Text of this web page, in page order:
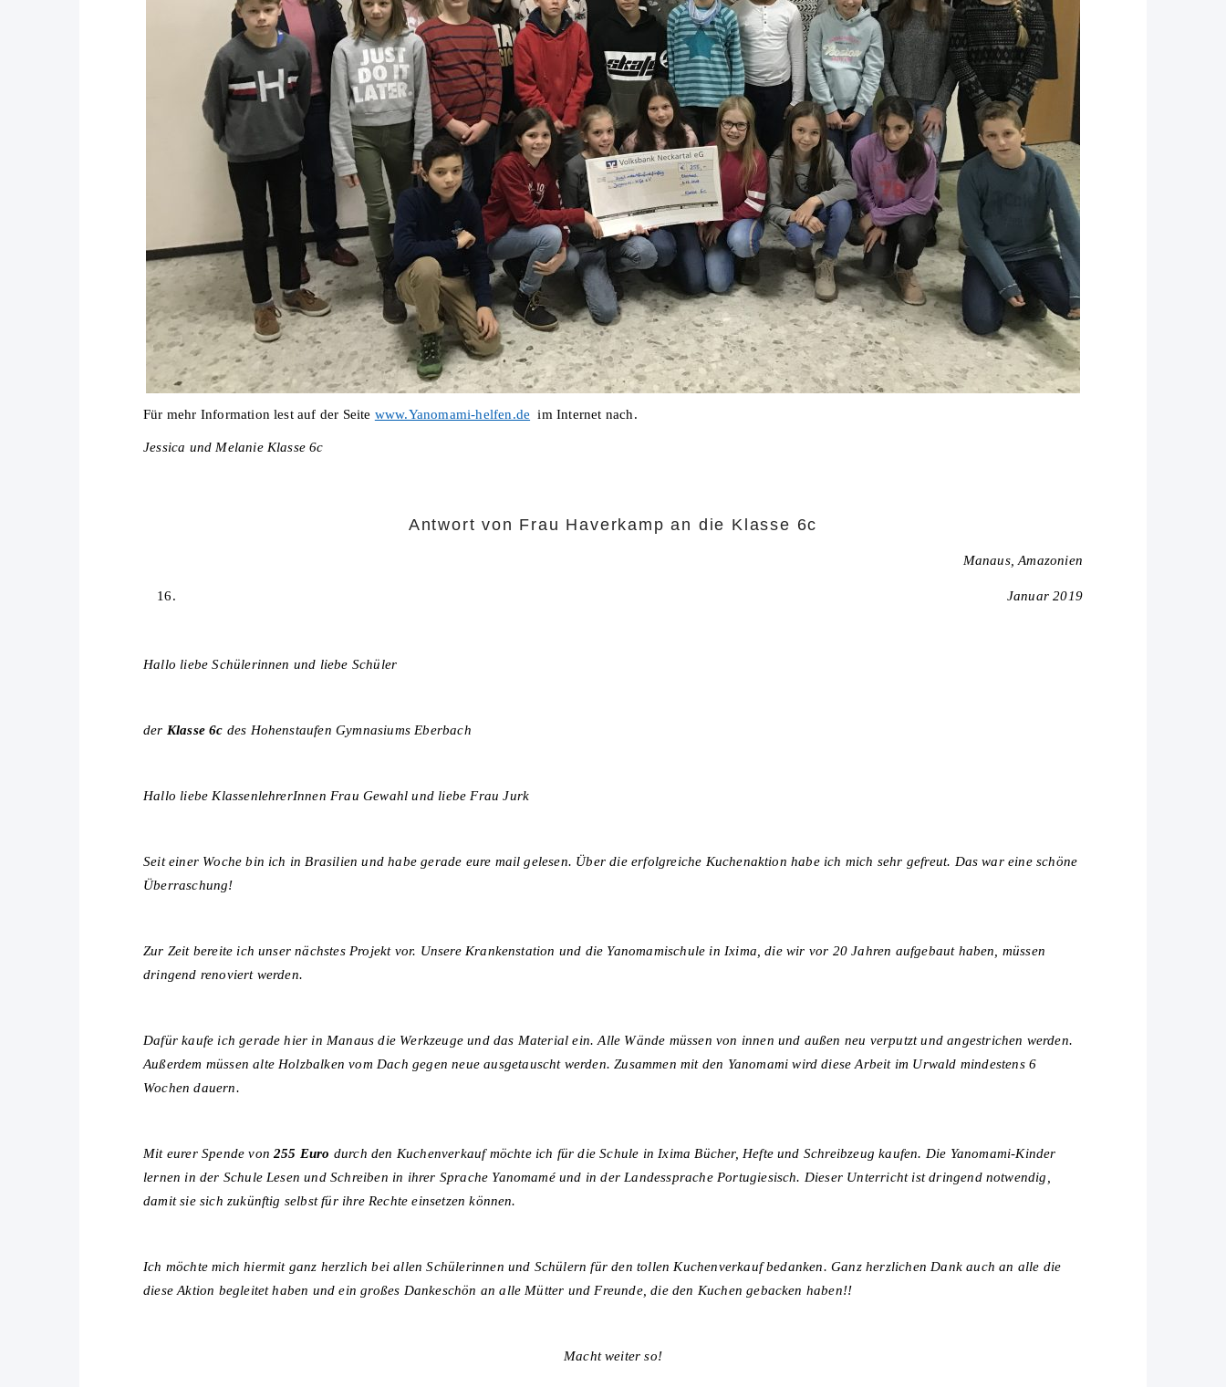
Für mehr Information lest auf der Seite www.Yanomami-helfen.de im Internet nach.
Jessica und Melanie Klasse 6c
Antwort von Frau Haverkamp an die Klasse 6c
Manaus, Amazonien
Januar 2019
Hallo liebe Schülerinnen und liebe Schüler
der Klasse 6c des Hohenstaufen Gymnasiums Eberbach
Hallo liebe KlassenlehrerInnen Frau Gewahl und liebe Frau Jurk
Seit einer Woche bin ich in Brasilien und habe gerade eure mail gelesen. Über die erfolgreiche Kuchenaktion habe ich mich sehr gefreut. Das war eine schöne
Überraschung!
Zur Zeit bereite ich unser nächstes Projekt vor. Unsere Krankenstation und die Yanomamischule in Ixima, die wir vor 20 Jahren aufgebaut haben, müssen
dringend renoviert werden.
Dafür kaufe ich gerade hier in Manaus die Werkzeuge und das Material ein. Alle Wände müssen von innen und außen neu verputzt und angestrichen werden.
Außerdem müssen alte Holzbalken vom Dach gegen neue ausgetauscht werden. Zusammen mit den Yanomami wird diese Arbeit im Urwald mindestens 6
Wochen dauern.
Mit eurer Spende von255 Euro durch den Kuchenverkauf möchte ich für die Schule in Ixima Bücher, Hefte und Schreibzeug kaufen. Die Yanomami-Kinder
lernen in der Schule Lesen und Schreiben in ihrer Sprache Yanomamé und in der Landessprache Portugiesisch. Dieser Unterricht ist dringend notwendig,
damit sie sich zukünftig selbst für ihre Rechte einsetzen können.
Ich möchte mich hiermit ganz herzlich bei allen Schülerinnen und Schülern für den tollen Kuchenverkauf bedanken. Ganz herzlichen Dank auch an alle die
diese Aktion begleitet haben und ein großes Dankeschön an alle Mütter und Freunde, die den Kuchen gebacken haben!!
Macht weiter so!